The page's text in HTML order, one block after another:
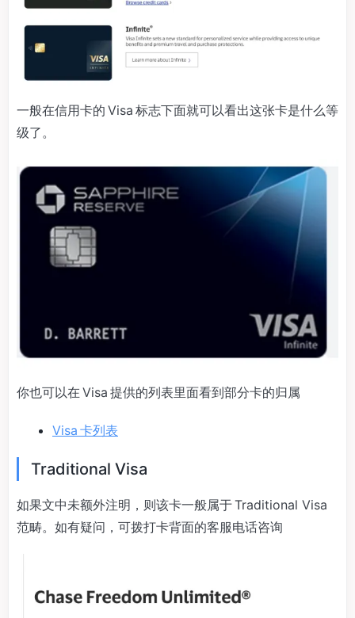
一般在信用卡的 Visa 标志下面就可以看出这张卡是什么等
级了。
你也可以在 Visa 提供的列表里面看到部分卡的归属
Visa 卡列表
Traditional Visa
如果文中未额外注明，则该卡一般属于 Traditional Visa
范畴。如有疑问，可拨打卡背面的客服电话咨询